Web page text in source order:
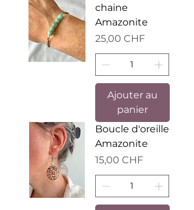
chaine
Amazonite
Prix
25,00 CHF
Ajouter au
panier
Boucle d'oreille
Amazonite
Prix
15,00 CHF